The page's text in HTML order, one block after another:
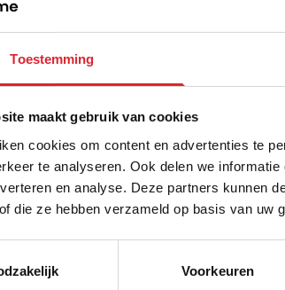
Toestemming
maakt gebruik van cookies
cookies om content en advertenties te
te analyseren. Ook delen we
en analyse. Deze partners kunnen
die ze hebben verzameld op basis van uw
Voorkeuren
5%
Schrijf je in en